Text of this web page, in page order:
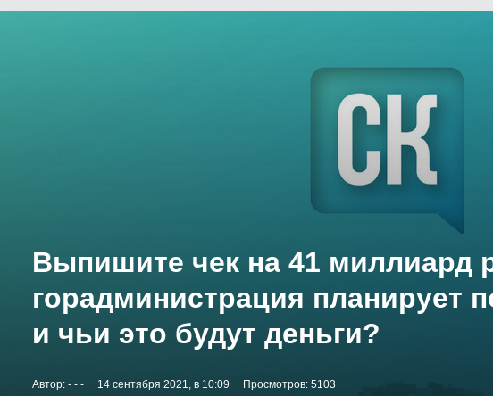
Выпишите чек на 41 миллиард
горадминистрация планирует
и чьи это будут деньги?
Автор: - - - 14 сентября 2021, в 10:09 Просмотров: 5103